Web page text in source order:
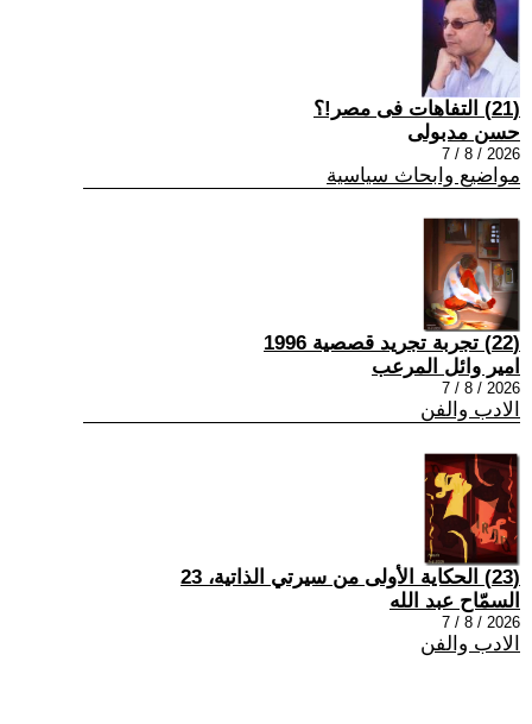
(21) التفاهات فى مصر!؟
حسن مدبولى
2026 / 8 / 7
مواضيع وابحاث سياسية
(22) تجربة تجريد قصصية 1996
امير وائل المرعب
2026 / 8 / 7
الادب والفن
(23) الحكاية الأولى من سيرتي الذاتية، 23
السمّاح عبد الله
2026 / 8 / 7
الادب والفن